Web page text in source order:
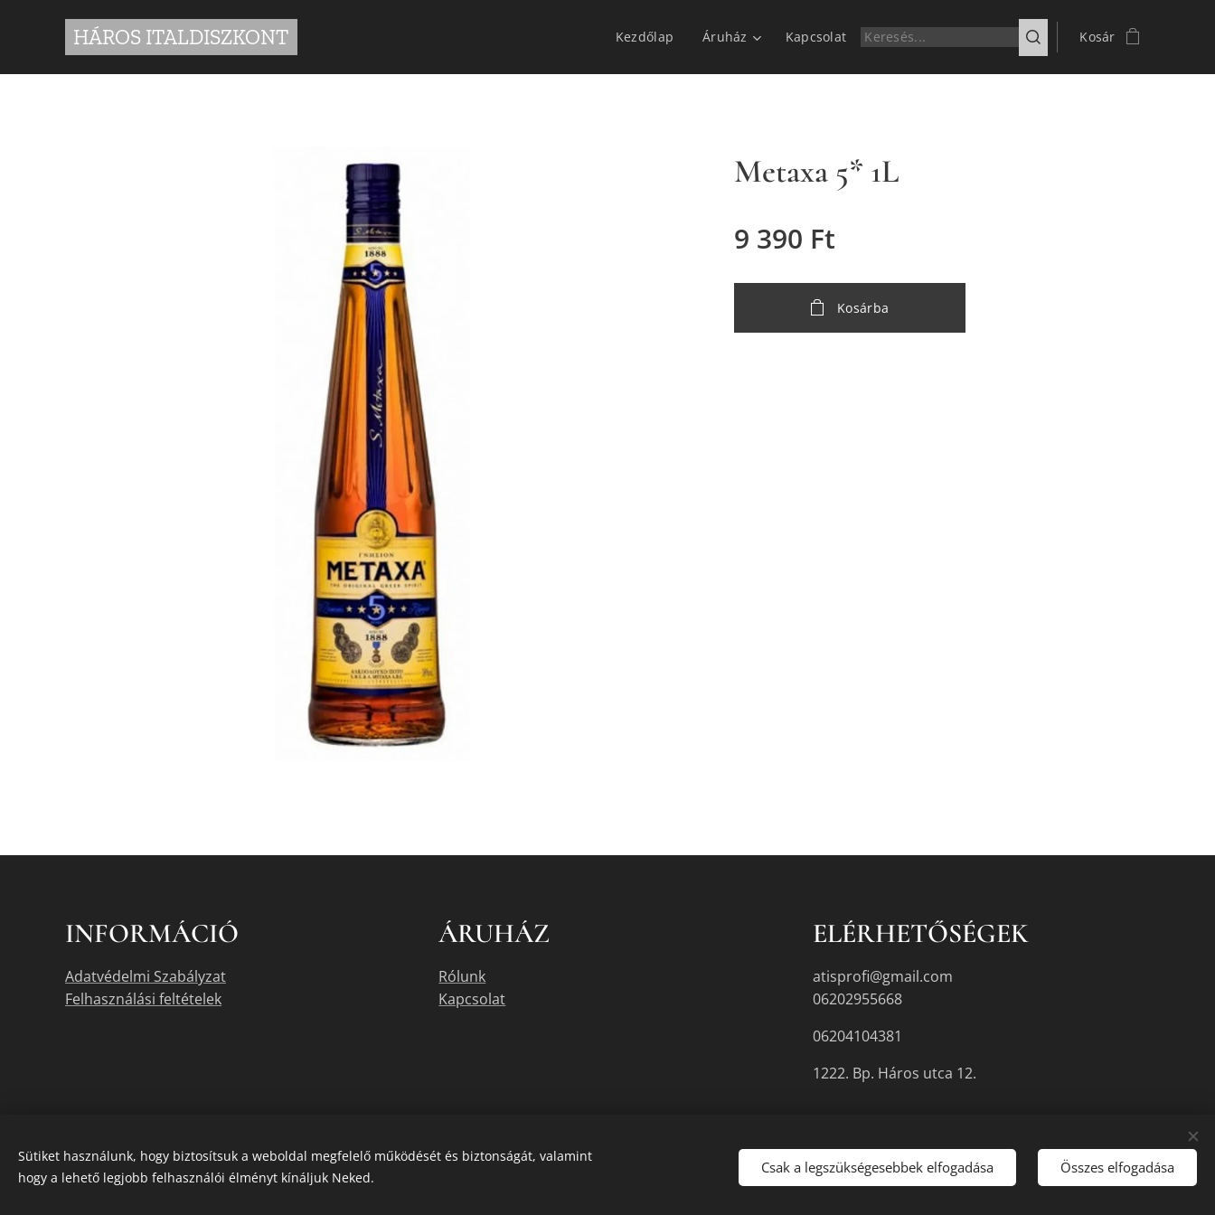
HÁROS ITALDISZKONT Kezdőlap Áruház Kapcsolat Kosár
Metaxa 5* 1L
9 390 Ft
Kosárba
INFORMÁCIÓ
Adatvédelmi Szabályzat
Felhasználási feltételek
ÁRUHÁZ
Rólunk
Kapcsolat
ELÉRHETŐSÉGEK
atisprofi@gmail.com
06202955668
06204104381
1222. Bp. Háros utca 12.
A termékek aktuális készletéről érdeklődjön az üzletben, vagy a megadott elérhetőségek egyikén. Sütik
Sütiket használunk, hogy biztosítsuk a weboldal megfelelő működését és biztonságát, valamint
hogy a lehető legjobb felhasználói élményt kínáljuk Neked.
Csak a legszükségesebbek elfogadása Összes elfogadása